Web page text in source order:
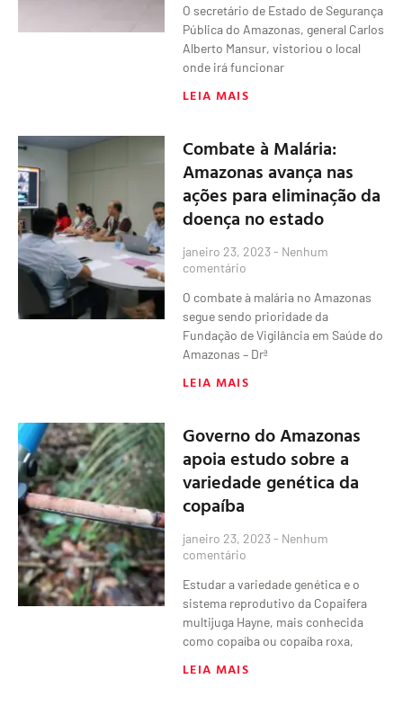
O secretário de Estado de Segurança
Pública do Amazonas, general Carlos
Alberto Mansur, vistoriou o local
onde irá funcionar
LEIA MAIS
Combate à Malária:
Amazonas avança nas
ações para eliminação da
doença no estado
janeiro 23, 2023 Nenhum
comentário
O combate à malária no Amazonas
segue sendo prioridade da
Fundação de Vigilância em Saúde do
Amazonas – Drª
LEIA MAIS
Governo do Amazonas
apoia estudo sobre a
variedade genética da
copaíba
janeiro 23, 2023 Nenhum
comentário
Estudar a variedade genética e o
sistema reprodutivo da Copaifera
multijuga Hayne, mais conhecida
como copaíba ou copaíba roxa,
LEIA MAIS